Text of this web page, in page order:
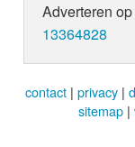
Adverteren
13364828
contact | privacy |
sitemap |